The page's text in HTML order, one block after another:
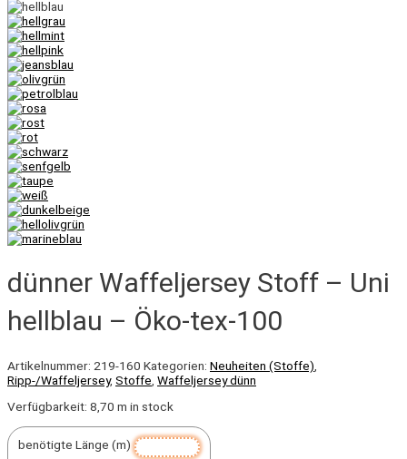
dünner Waffeljersey Stoff – Uni
hellblau – Öko-tex-100
Artikelnummer: 219-160 Kategorien: Neuheiten (Stoffe)
Ripp-/Waffeljersey, Stoffe Waffeljersey dünn
Verfügbarkeit: 8,70 m in stock
benötigte Länge (m)